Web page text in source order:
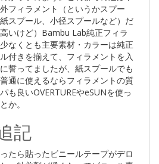
フィラメント（というかスプー
スプール、小径スプールなど）だ
いけど）Bambu Lab純正フィラ
なくとも主要素材・カラーは純正
付きを揃えて、フィラメントを入
誓ってましたが、紙スプールでも
通に使えるならフィラメントの質
も良いOVERTUREやeSUNを使っ
か。
記
たら貼ったビニールテープがデロ